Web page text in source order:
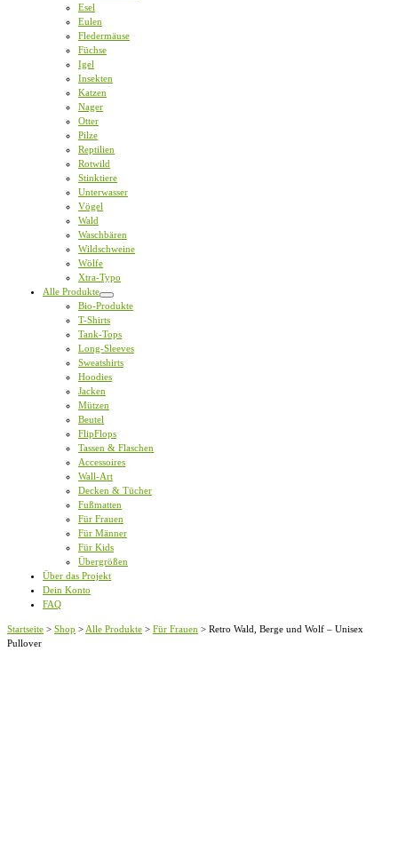
Esel
Eulen
Fledermäuse
Füchse
Igel
Insekten
Katzen
Nager
Otter
Pilze
Reptilien
Rotwild
Stinktiere
Unterwasser
Vögel
Wald
Waschbären
Wildschweine
Wölfe
Xtra-Typo
Alle Produkte
Bio-Produkte
T-Shirts
Tank-Tops
Long-Sleeves
Sweatshirts
Hoodies
Jacken
Mützen
Beutel
FlipFlops
Tassen & Flaschen
Accessoires
Wall-Art
Decken & Tücher
Fußmatten
Für Frauen
Für Männer
Für Kids
Übergrößen
Über das Projekt
Dein Konto
FAQ
Startseite > Shop > Alle Produkte > Für Frauen > Retro Wald, Berge und Wolf – Unisex
Pullover